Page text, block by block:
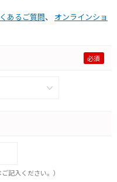
あるご質問、 オンラインショ
記入ください。）